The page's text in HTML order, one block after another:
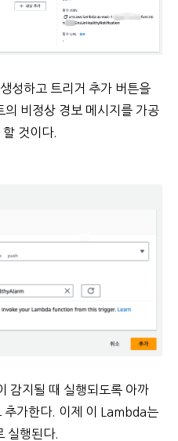
성하고 트리거 추가 버튼을
비정상 경보 메시지를 가공
것이다.
감지될 때 실행되도록 아까
추가한다. 이제 이 Lambda는
실행된다.